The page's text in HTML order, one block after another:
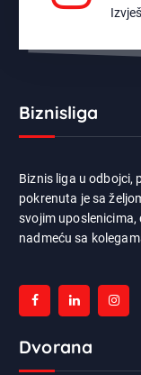
Biznisliga
Biznis liga u odbojci,
pokrenuta je sa
svojim
nadmeću sa
Dvorana